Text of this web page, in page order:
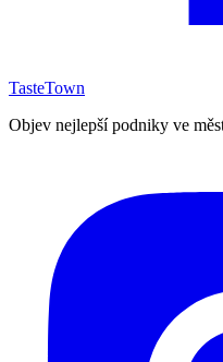
TasteTown
Objev nejlepší podniky ve